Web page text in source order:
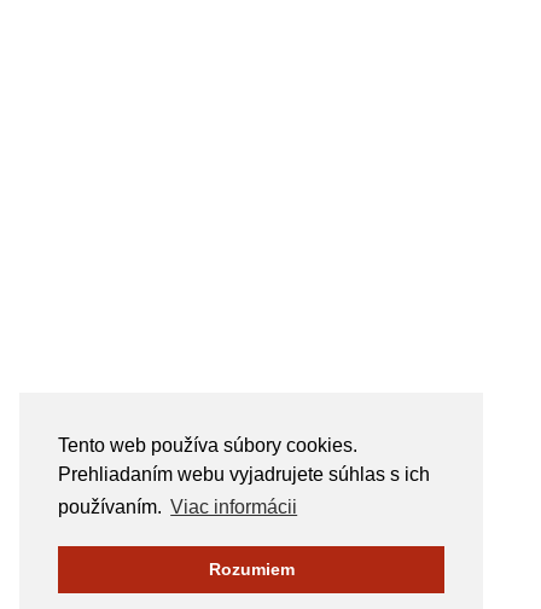
Tento web používa súbory cookies.
Prehliadaním webu vyjadrujete súhlas s ich
používaním. Viac informácii
Rozumiem